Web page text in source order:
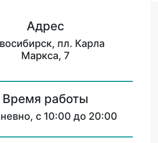
Адрес
пл. Карла
Маркса, 7
Время работы
с 10:00 до 20:00